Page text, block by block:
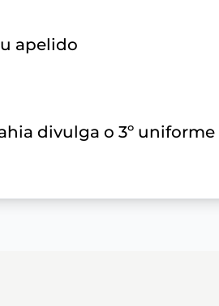
apelido
divulga o 3º uniforme